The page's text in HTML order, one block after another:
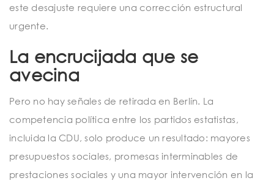
este desajuste requiere una corrección estructural
urgente.
La encrucijada que se
avecina
Pero no hay señales de retirada en Berlín. La
competencia política entre los partidos estatistas,
incluida la CDU, solo produce un resultado: mayores
presupuestos sociales, promesas interminables de
prestaciones sociales y una mayor intervención en la